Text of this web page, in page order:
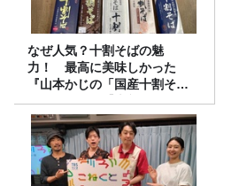
なぜ人気？十割そばの魅
力！ 最高に美味しかった
『山本かじの「国産十割そ
ば」』とは？【十割そば10種
食べ比べ】